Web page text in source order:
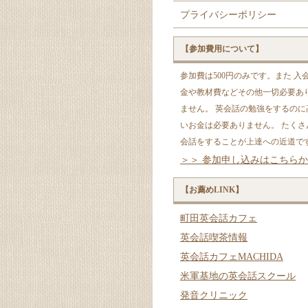
プライバシーポリシー
【参加費用について】
参加費は500円のみです。また 入
金や教材費などその他一切必要あ
ません。 英会話の勉強をするのに
いお金は必要ありません。 たくさ
会話をすることが上達への近道で
＞＞ 参加申し込みはこちら
【お薦めLINK】
町田英会話カフェ
英会話喫茶情報
英会話カフェMACHIDA
米軍基地の英会話スクール
発音クリニック